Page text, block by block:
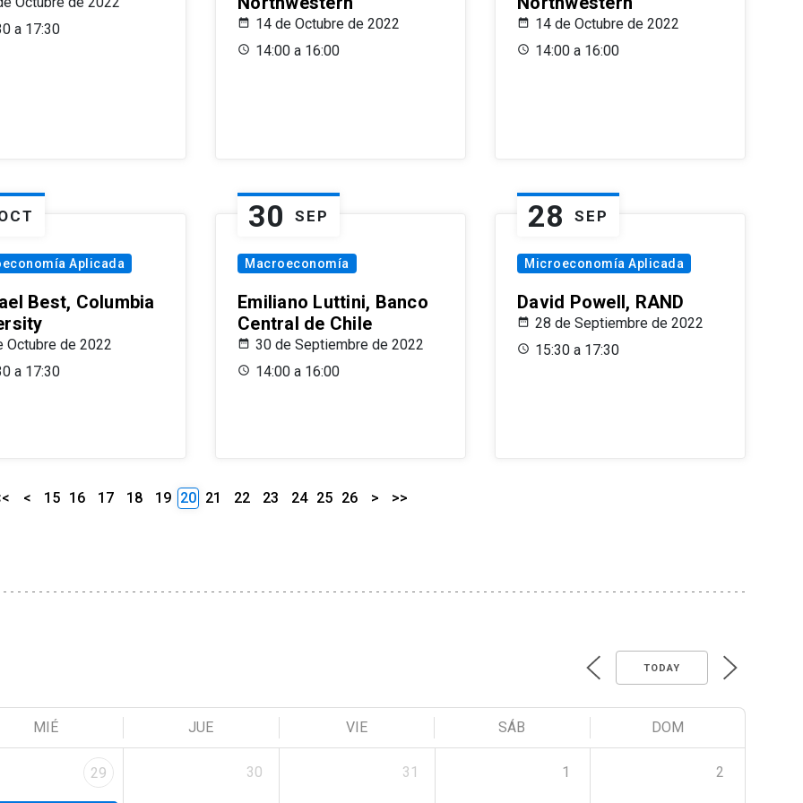
a 17:30
14 de Octubre de 2022
14:00 a 16:00
14 de Octubre de 2022
14:00 a 16:00
Aplicada
Best, Columbia
Octubre de 2022
a 17:30
30 SEP
Macroeconomía
Emiliano Luttini, Banco
Central de Chile
30 de Septiembre de 2022
14:00 a 16:00
28 SEP
Microeconomía Aplicada
David Powell, RAND
28 de Septiembre de 2022
15:30 a 17:30
< 15 16 17 18 19 20 21 22 23 24 25 26 > >>
TODAY
MIÉ JUE VIE SÁB DOM
29 30 31 1 2